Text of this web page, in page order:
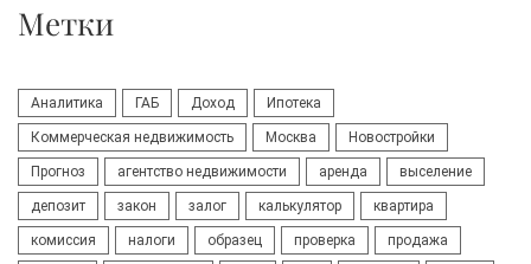
Метки
Аналитика ГАБ Доход Ипотека
Коммерческая недвижимость Москва Новостройки
Прогноз агентство недвижимости аренда выселение
депозит закон залог калькулятор квартира
комиссия налоги образец проверка продажа